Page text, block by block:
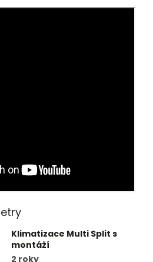
Klimatizace Multi Split s
montáží
2 roky